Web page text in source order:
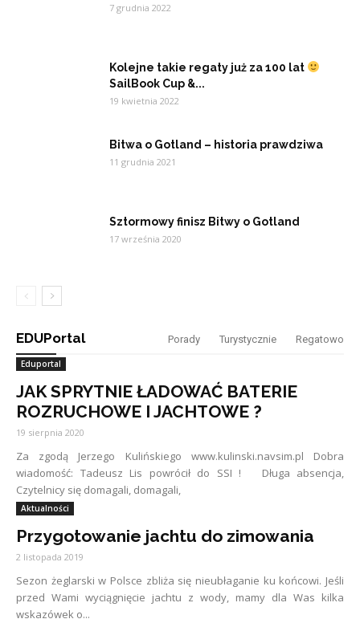
7 grudnia 2022
Kolejne takie regaty już za 100 lat
SailBook Cup &...
19 kwietnia 2022
Bitwa o Gotland – historia prawdziwa
11 grudnia 2021
Sztormowy finisz Bitwy o Gotland
17 września 2020
EDUPortal Porady Turystycznie Regatowo
Eduportal
JAK SPRYTNIE ŁADOWAĆ BATERIE
ROZRUCHOWE I JACHTOWE ?
19 sierpnia 2020
Za zgodą Jerzego Kulińskiego www.kulinski.navsim.pl Dobra
wiadomość: Tadeusz Lis powrócił do SSI ! Długa absencja,
Czytelnicy się domagali, domagali,
Aktualności
Przygotowanie jachtu do zimowania
2 listopada 2019
Sezon żeglarski w Polsce zbliża się nieubłaganie ku końcowi. Jeśli
przed Wami wyciągnięcie jachtu z wody, mamy dla Was kilka
wskazówek o...